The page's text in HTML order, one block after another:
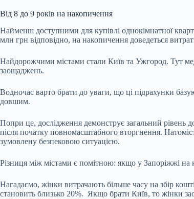
Від 8 до 9 років на накопичення
Найменш доступними для купівлі однокімнатної
млн грн відповідно, на накопичення доведеться
Найдорожчими містами стали Київ та Ужгород. Тут
заощаджень.
Водночас варто брати до уваги, що ці підрахунки
довшим.
Попри це, дослідження демонструє загальний рівень
після початку повномасштабного вторгнення.
зумовлену безпековою ситуацією.
Різниця між містами є помітною: якщо у Запоріжжі
Нагадаємо, жінки витрачають більше часу на збір
становить близько 20%. Якщо брати Київ, то жінки